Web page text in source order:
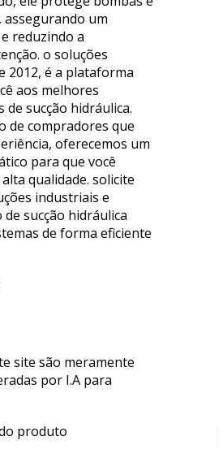
um
reduzindo a
o soluções
2012, é a plataforma
aos melhores
sucção hidráulica.
de compradores que
oferecemos um
para que você
qualidade. solicite
industriais e
sucção hidráulica
de forma eficiente
site são meramente
por I.A para
produto